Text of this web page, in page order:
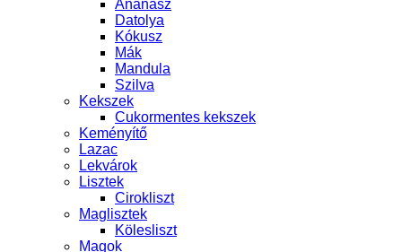
Ananász
Datolya
Kókusz
Mák
Mandula
Szilva
Kekszek
Cukormentes kekszek
Keményítő
Lazac
Lekvárok
Lisztek
Cirokliszt
Maglisztek
Kölesliszt
Magok